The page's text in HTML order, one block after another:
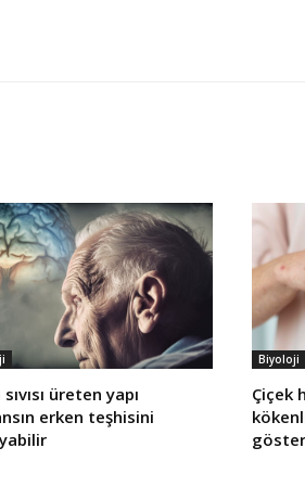
üreten yapı
erken teşhisini
Biyoloji
Çiçek